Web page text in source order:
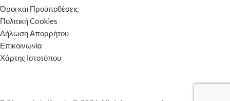
Όροι και Προϋποθέσεις
Πολιτική Cookies
Δήλωση Απορρήτου
Επικοινωνία
Χάρτης Ιστοτόπου